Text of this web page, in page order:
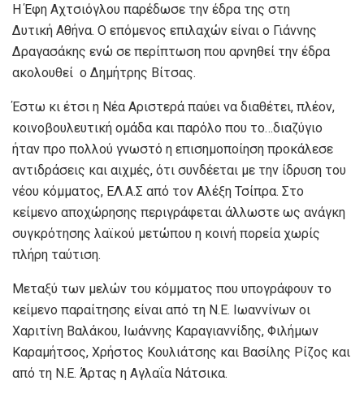
Η Έφη Αχτσιόγλου παρέδωσε την έδρα της στη
Δυτική Αθήνα. Ο επόμενος επιλαχών είναι ο Γιάννης
Δραγασάκης ενώ σε περίπτωση που αρνηθεί την έδρα
ακολουθεί ο Δημήτρης Βίτσας.
Έστω κι έτσι η Νέα Αριστερά παύει να διαθέτει, πλέον,
κοινοβουλευτική ομάδα και παρόλο που το…διαζύγιο
ήταν προ πολλού γνωστό η επισημοποίηση προκάλεσε
αντιδράσεις και αιχμές, ότι συνδέεται με την ίδρυση του
νέου κόμματος, ΕΛ.Α.Σ από τον Αλέξη Τσίπρα. Στο
κείμενο αποχώρησης περιγράφεται άλλωστε ως ανάγκη
συγκρότησης λαϊκού μετώπου η κοινή πορεία χωρίς
πλήρη ταύτιση.
Μεταξύ των μελών του κόμματος που υπογράφουν το
κείμενο παραίτησης είναι από τη Ν.Ε. Ιωαννίνων οι
Χαριτίνη Βαλάκου, Ιωάννης Καραγιαννίδης, Φιλήμων
Καραμήτσος, Χρήστος Κουλιάτσης και Βασίλης Ρίζος και
από τη Ν.Ε. Άρτας η Αγλαΐα Νάτσικα.